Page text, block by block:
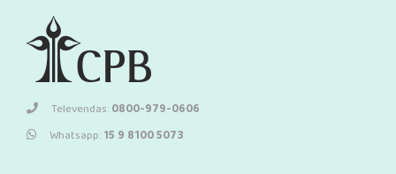
Televendas:0800-979-0606
Whatsapp:15 9 8100 5073